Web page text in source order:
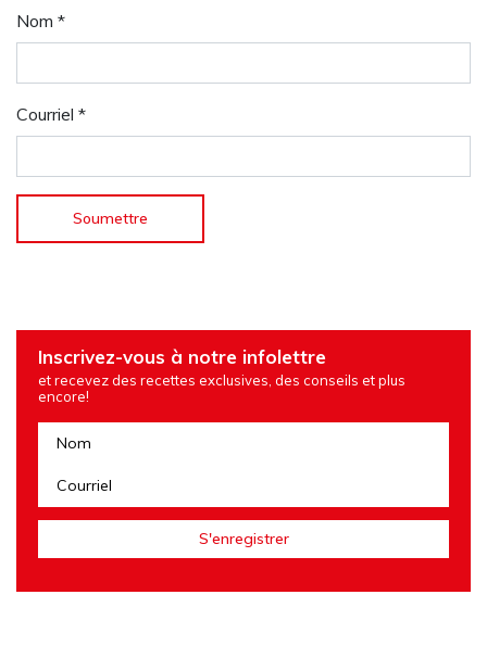
Nom *
Courriel *
Inscrivez-vous à notre infolettre
et recevez des recettes exclusives, des conseils et plus
encore!